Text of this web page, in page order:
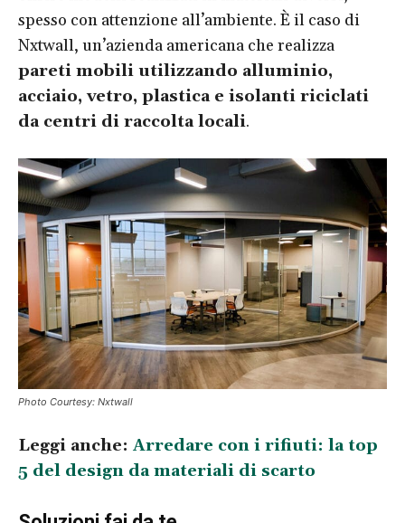
spesso con attenzione all’ambiente. È il caso di
Nxtwall, un’azienda americana che realizza
pareti mobili utilizzando alluminio,
acciaio, vetro, plastica e isolanti riciclati
da centri di raccolta locali.
Photo Courtesy: Nxtwall
Leggi anche: Arredare con i rifiuti: la top
5 del design da materiali di scarto